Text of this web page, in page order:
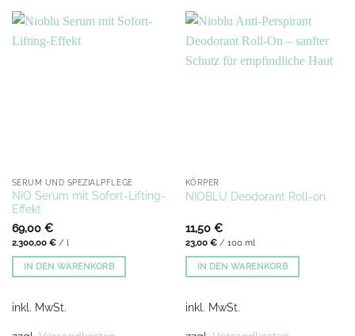
SERUM UND SPEZIALPFLEGE
NIO Serum mit Sofort-Lifting-
Effekt
69,00 €
2.300,00 €/ l
IN DEN WARENKORB
inkl. MwSt.
KÖRPER
NIOBLU Deodorant Roll-on
11,50 €
23,00 €/ 100 ml
IN DEN WARENKORB
inkl. MwSt.